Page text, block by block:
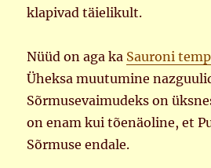
klapivad täielikult.
Nüüd on aga ka Sauroni
Üheksa muutumine
Sõrmusevaimudeks on
on enam kui tõenäoline, et
Sõrmuse endale.